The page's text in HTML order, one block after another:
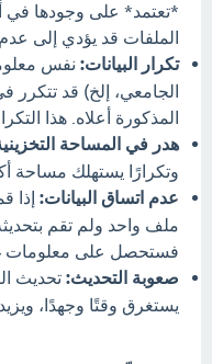
*تعتمد* على وجودها في
الملفات قد يؤدي إلى عدم
تكرار البيانات: نفس
الجامعي، إلخ) قد
المذكورة أعلاه. هذا
هدر في المساحة
وتكرارًا يستهلك مساحة
عدم اتساق البيانات: إذا
ملف واحد ولم تقم
فستحصل على معلومات
صعوبة التحديث: تحديث
يستغرق وقتًا وجهدًا،